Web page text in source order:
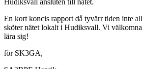
En kort koncis rapport då tyvärr tiden inte
sköter nätet lokalt i Hudiksvall. Vi
lära sig!
för SK3GA,